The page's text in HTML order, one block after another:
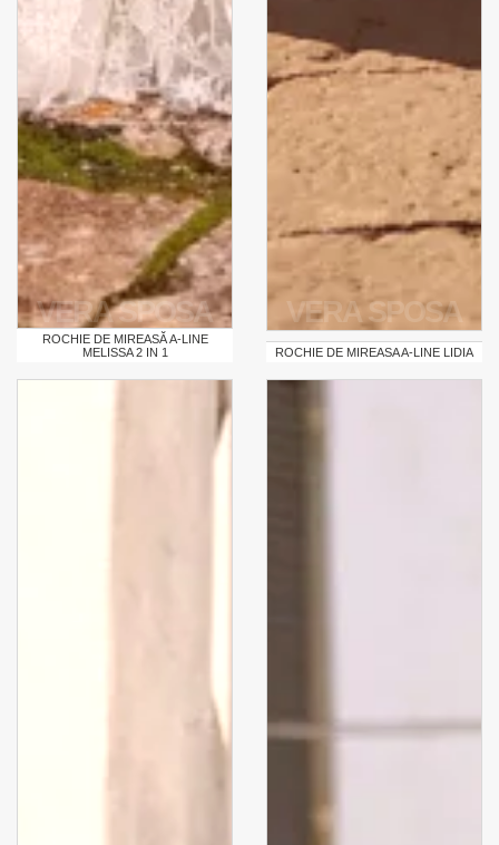
VERA SPOSA
ROCHIE DE MIREASĂ A-LINE
MELISSA 2 IN 1
VERA SPOSA
ROCHIE DE MIREASA A-LINE LIDIA